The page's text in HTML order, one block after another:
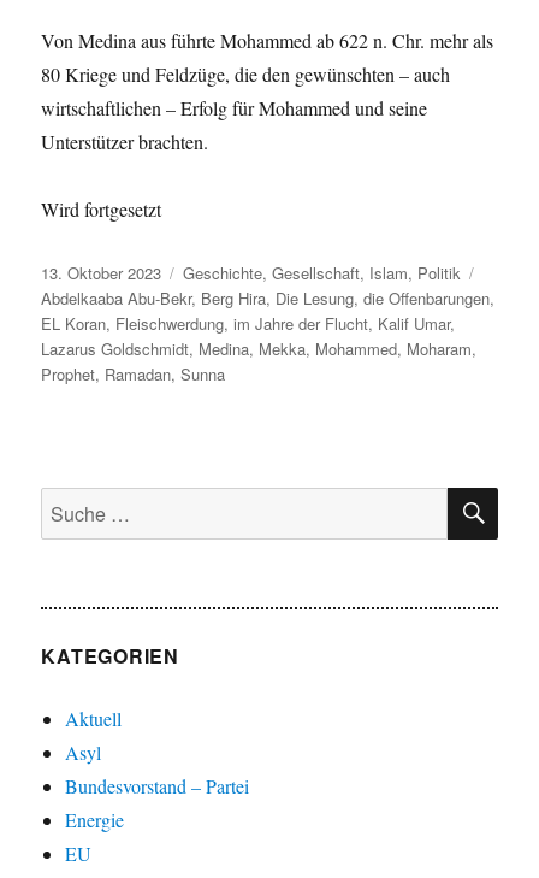
Von Medina aus führte Mohammed ab 622 n. Chr. mehr als
80 Kriege und Feldzüge, die den gewünschten – auch
wirtschaftlichen – Erfolg für Mohammed und seine
Unterstützer brachten.
Wird fortgesetzt
Veröffentlicht
am
13. Oktober 2023 Kategorien
Geschichte,Gesellschaft, Islam, Politik
Abdelkaaba Abu-Bekr, Berg Hira, Die Lesung,die Offenbarungen,
EL Koran, Fleischwerdung,im Jahre der Flucht, Kalif Umar,
Lazarus Goldschmidt, Medina, Mekka, Mohammed, Moharam,
Prophet, Ramadan,Sunna
Suche
nach:
KATEGORIEN
Aktuell
Asyl
Bundesvorstand – Partei
Energie
EU